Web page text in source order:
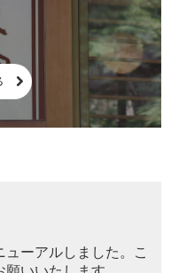
ーアルしました。こ